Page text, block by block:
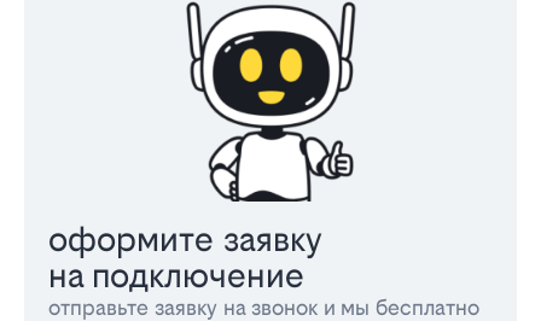
оформите заявку
на подключение
отправьте заявку на звонок и мы бесплатно